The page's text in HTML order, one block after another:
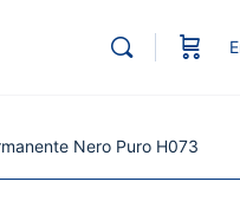
Nero Puro H073